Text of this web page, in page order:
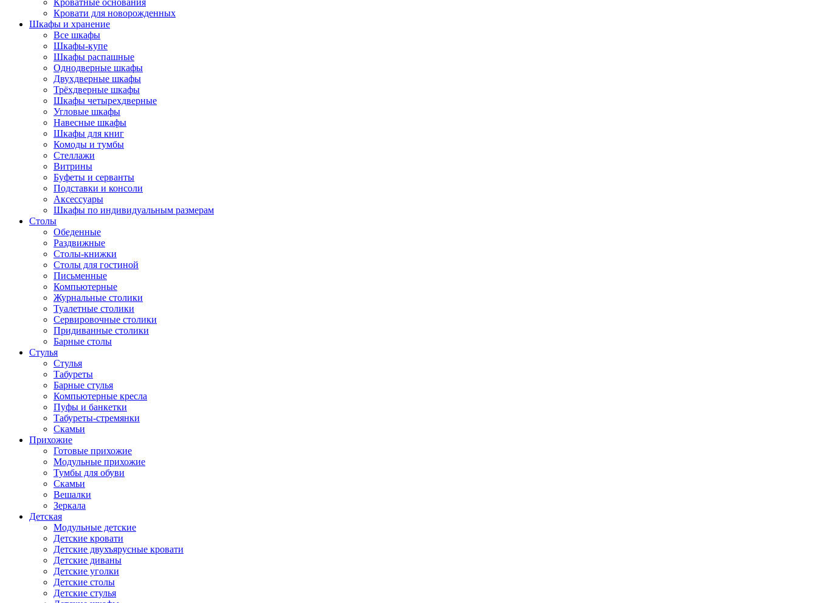
Кроватные основания
Кровати для новорожденных
Шкафы и хранение
Все шкафы
Шкафы-купе
Шкафы распашные
Однодверные шкафы
Двухдверные шкафы
Трёхдверные шкафы
Шкафы четырехдверные
Угловые шкафы
Навесные шкафы
Шкафы для книг
Комоды и тумбы
Стеллажи
Витрины
Буфеты и серванты
Подставки и консоли
Аксессуары
Шкафы по индивидуальным размерам
Столы
Обеденные
Раздвижные
Столы-книжки
Столы для гостиной
Письменные
Компьютерные
Журнальные столики
Туалетные столики
Сервировочные столики
Придиванные столики
Барные столы
Стулья
Стулья
Табуреты
Барные стулья
Компьютерные кресла
Пуфы и банкетки
Табуреты-стремянки
Скамьи
Прихожие
Готовые прихожие
Модульные прихожие
Тумбы для обуви
Скамьи
Вешалки
Зеркала
Детская
Модульные детские
Детские кровати
Детские двухъярусные кровати
Детские диваны
Детские уголки
Детские столы
Детские стулья